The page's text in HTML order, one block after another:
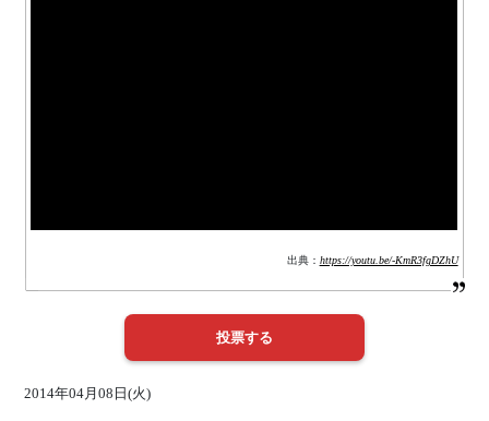
出典： https://youtu.be/-KmR3fgDZhU
2014年04月08日(火)